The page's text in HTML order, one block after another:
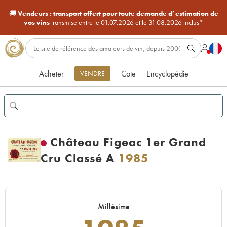
🚚Vendeurs : transport offert pour toute demande d’estimation de
vos vinstransmise entre le 01.07.2026 et le 31.08.2026 inclus*
Acheter VENDRE Cote Encyclopédie
Château Figeac 1er Grand
Cru Classé A 1985
Millésime